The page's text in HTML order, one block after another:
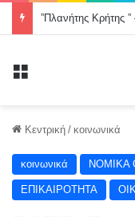
Κεντρική / κοινωνικά
κοινωνικά
ΕΠΙΚΑΙΡΟΤΗΤΑ